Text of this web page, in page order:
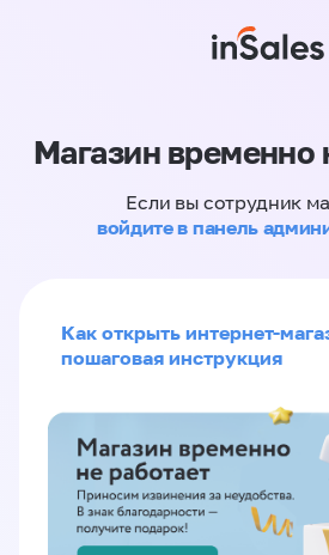
Магазин временно
Если вы сотрудник
войдите в панель
Как открыть интернет-
пошаговая инструкция